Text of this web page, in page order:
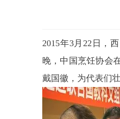
2015年3月 22 日，
晚，中国烹饪协会
戴国徽，为代表们壮